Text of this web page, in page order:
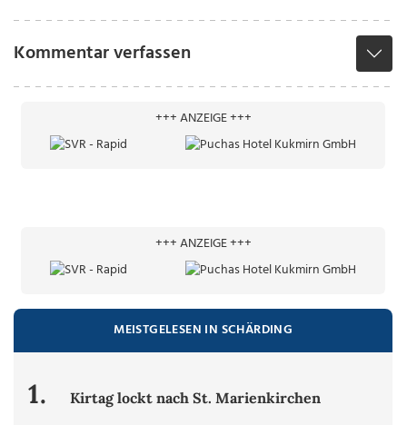
Kommentar verfassen
+++ ANZEIGE +++
+++ ANZEIGE +++
MEISTGELESEN IN SCHÄRDING
1. Kirtag lockt nach St. Marienkirchen